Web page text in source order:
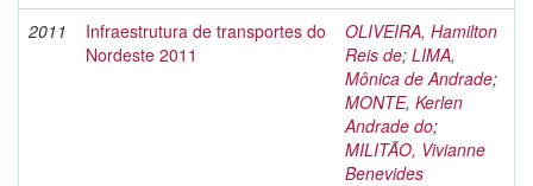
2011
Infraestrutura de transportes do
Nordeste 2011
OLIVEIRA, Hamilton
Reis de; LIMA,
Mônica de Andrade;
MONTE, Kerlen
Andrade do;
MILITÃO, Vivianne
Benevides